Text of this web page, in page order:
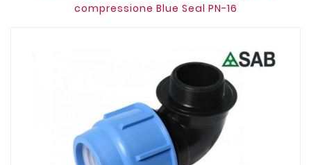
compressione Blue Seal PN-16